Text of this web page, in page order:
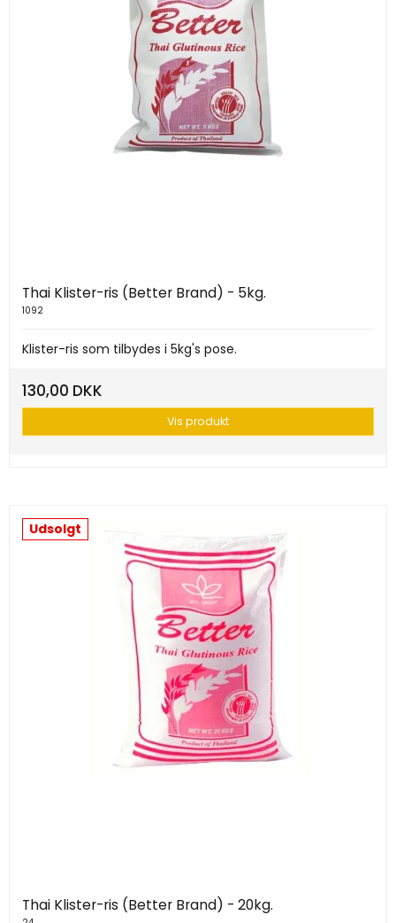
Thai Klister-ris (Better Brand) - 5kg.
1092
Klister-ris som tilbydes i 5kg's pose.
130,00 DKK
Vis produkt
Udsolgt
Thai Klister-ris (Better Brand) - 20kg.